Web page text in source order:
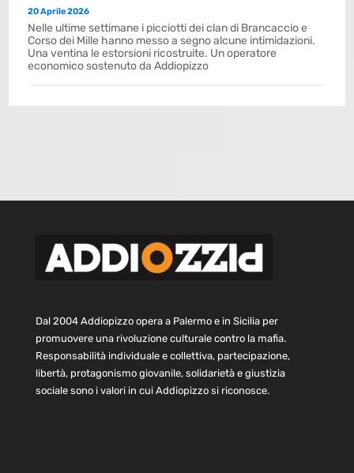
20 Aprile 2026
Nelle ultime settimane i picciotti dei clan di Brancaccio e
Corso dei Mille hanno messo a segno alcune intimidazioni.
Una ventina le estorsioni ricostruite. Un operatore
economico sostenuto da Addiopizzo
Dal 2004 Addiopizzo opera a Palermo e in Sicilia per
promuovere una rivoluzione culturale contro la mafia.
Responsabilità individuale e collettiva, partecipazione,
libertà, protagonismo giovanile, solidarietà e giustizia
sociale sono i valori in cui Addiopizzo si riconosce.